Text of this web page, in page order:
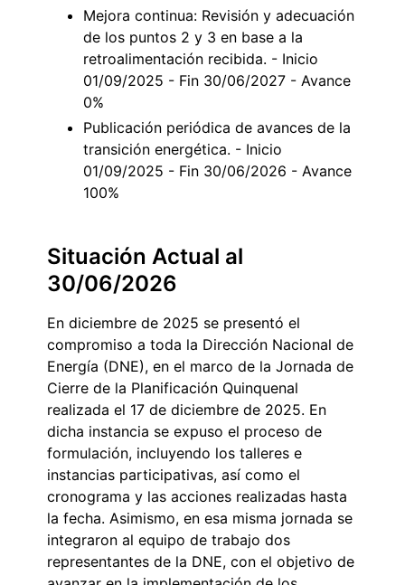
Mejora continua: Revisión y adecuación
de los puntos 2 y 3 en base a la
retroalimentación recibida. - Inicio
01/09/2025 - Fin 30/06/2027 - Avance
0%
Publicación periódica de avances de la
transición energética. - Inicio
01/09/2025 - Fin 30/06/2026 - Avance
100%
Situación Actual al
30/06/2026
En diciembre de 2025 se presentó el
compromiso a toda la Dirección Nacional de
Energía (DNE), en el marco de la Jornada de
Cierre de la Planificación Quinquenal
realizada el 17 de diciembre de 2025. En
dicha instancia se expuso el proceso de
formulación, incluyendo los talleres e
instancias participativas, así como el
cronograma y las acciones realizadas hasta
la fecha. Asimismo, en esa misma jornada se
integraron al equipo de trabajo dos
representantes de la DNE, con el objetivo de